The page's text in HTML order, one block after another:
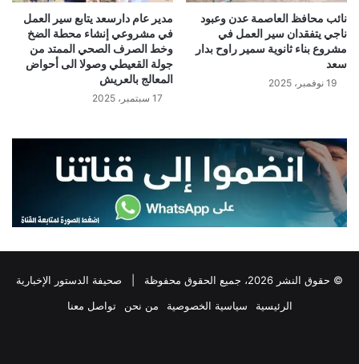
نائب محافظ العاصمة عدن وعبود
ناجي يتفقدان سير العمل في
مشروع بناء ثانوية سمير راوح بدار
سعد
19 نوفمبر، 2025
مدير عام دارسعد يتابع سير العمل
في مشروعي إنشاء محطة الضخ
وخط الصرف الصحي الممتد من
جولة القعيطي وصولا الى أحواض
المعالج بالعريش
17 سبتمبر، 2025
© حقوق النشر 2026، جميع الحقوق محفوظة |
صحيفة الدستور الإخبارية
الرئيسية
سياسية الخصوصية من نحن تواصل معنا